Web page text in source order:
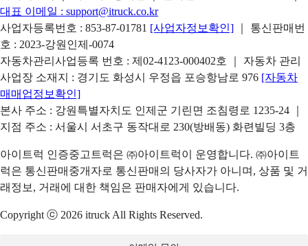
대표 이메일 : support@itruck.co.kr
사업자등록번호 : 853-87-01781 [사업자정보확인]
｜ 통신판매번
호 : 2023-강원인제-0074
자동차관리사업등록 번호 : 제02-4123-000402호 ｜ 자동차 관리
사업장 소재지 : 경기도 화성시 우정읍 포승항남로 976 [자동차
매매업정보확인]
본사 주소 : 강원특별자치도 인제군 기린면 조침령로 1235-24 ｜
지점 주소 : 서울시 서초구 동작대로 230(방배동) 화련빌딩 3층
아이트럭 인증중고트럭은 ㈜아이트럭이 운영합니다. ㈜아이트
럭은 통신판매중개자로 통신판매의 당사자가 아니며, 상품 및 거
래정보, 거래에 대한 책임은 판매자에게 있습니다.
Copyright ⓒ 2026 itruck All Rights Reserved.